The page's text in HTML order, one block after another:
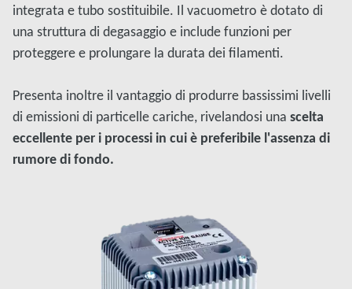
integrata e tubo sostituibile. Il vacuometro è dotato di
una struttura di degasaggio e include funzioni per
proteggere e prolungare la durata dei filamenti.
Presenta inoltre il vantaggio di produrre bassissimi livelli
di emissioni di particelle cariche, rivelandosi una scelta
eccellente per i processi in cui è preferibile l'assenza di
rumore di fondo.